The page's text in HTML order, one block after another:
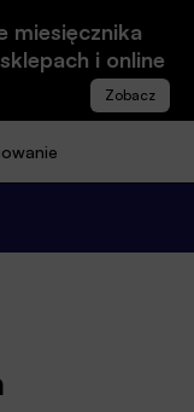
miesięcznika
i online